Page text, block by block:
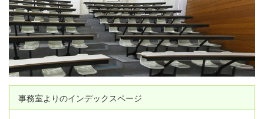
事務室よりのインデックスページ